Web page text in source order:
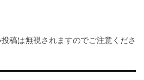
稿は無視されますのでご注意くださ